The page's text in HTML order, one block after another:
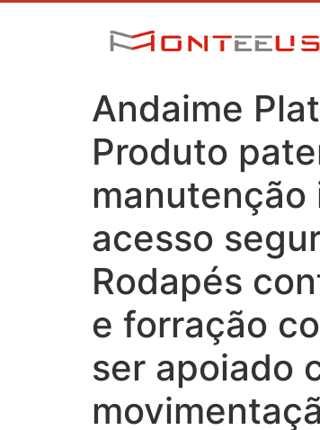
Andaime
Produto
acesso
Rodapés
e forração
ser apoiado